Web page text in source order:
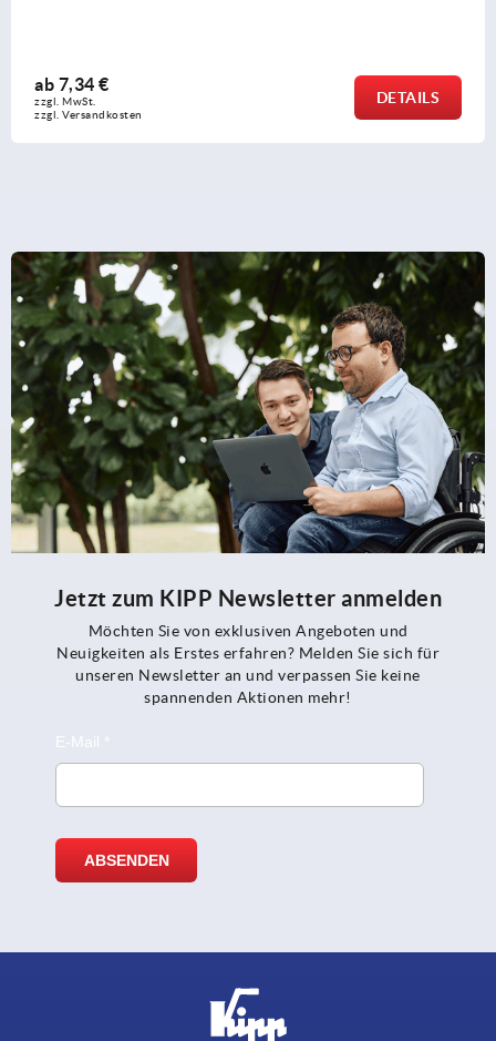
ab 7,34 €
zzgl. MwSt.
zzgl. Versandkosten
DETAILS
Jetzt zum KIPP Newsletter anmelden
Möchten Sie von exklusiven Angeboten und
Neuigkeiten als Erstes erfahren? Melden Sie sich für
unseren Newsletter an und verpassen Sie keine
spannenden Aktionen mehr!